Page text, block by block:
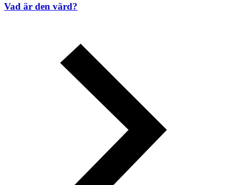
Vad är den värd?